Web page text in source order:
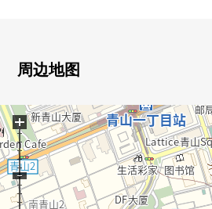
周边地图
+